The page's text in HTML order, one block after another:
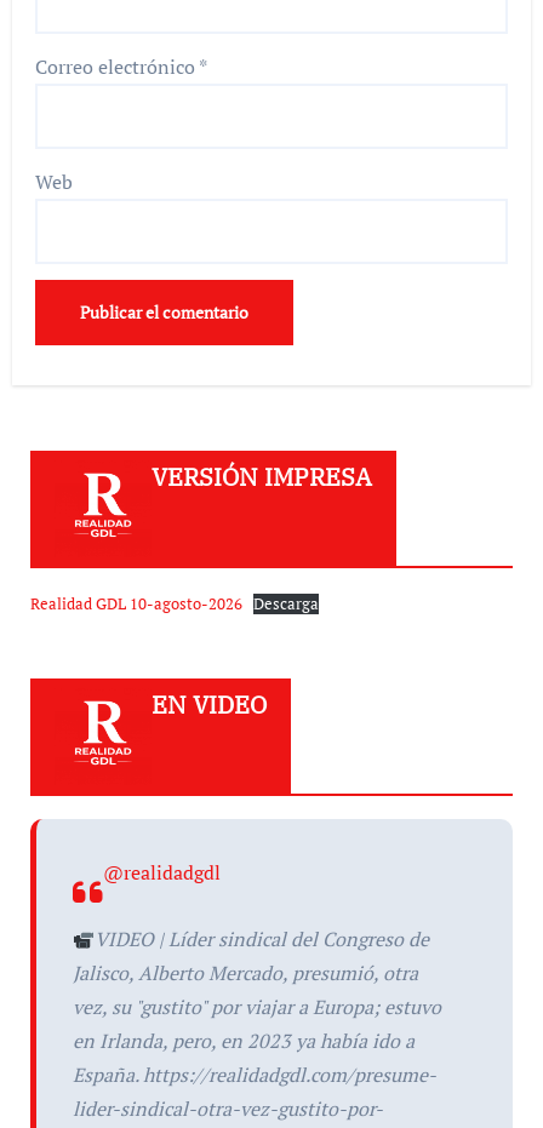
Correo electrónico *
Web
VERSIÓN IMPRESA
Realidad GDL 10-agosto-2026 Descarga
EN VIDEO
@realidadgdl
VIDEO | Líder sindical del Congreso de
Jalisco, Alberto Mercado, presumió, otra
vez, su "gustito" por viajar a Europa; estuvo
en Irlanda, pero, en 2023 ya había ido a
España. https://realidadgdl.com/presume-
lider-sindical-otra-vez-gustito-por-